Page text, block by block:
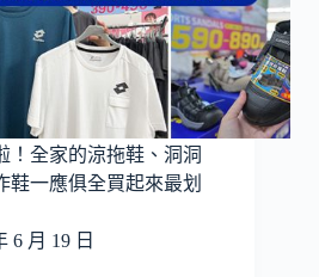
！全家的涼拖鞋、洞洞
鞋一應俱全買起來最划
6 月 19 日